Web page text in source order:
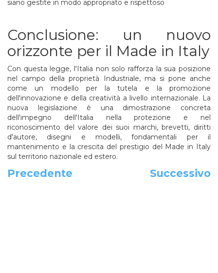
siano gestite in modo appropriato e rispettoso
Conclusione: un nuovo
orizzonte per il Made in Italy
Con questa legge, l'Italia non solo rafforza la sua posizione
nel campo della proprietà Industriale, ma si pone anche
come un modello per la tutela e la promozione
dell'innovazione e della creatività a livello internazionale. La
nuova legislazione è una dimostrazione concreta
dell'impegno dell'Italia nella protezione e nel
riconoscimento del valore dei suoi marchi, brevetti, diritti
d'autore, disegni e modelli, fondamentali per il
mantenimento e la crescita del prestigio del Made in Italy
sul territorio nazionale ed estero.
Precedente Successivo